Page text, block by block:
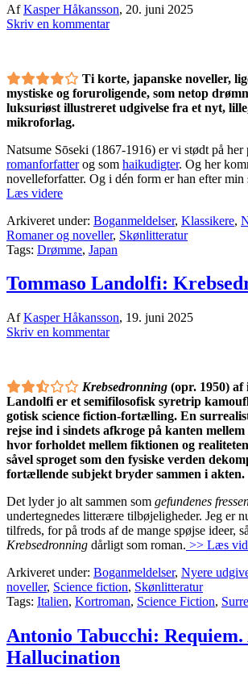
AfKasper Håkansson, 20. juni 2025
Skriv en kommentar
Ti korte, japanske noveller,
mystiske og foruroligende, som netop
luksuriøst illustreret udgivelse fra et nyt,
mikroforlag.
Natsume Sōseki (1867-1916) er vi stødt på her
romanforfatterog som haikudigter. Og her
novelleforfatter. Og i dén form er han efter min
Læs videre
Arkiveret under: Boganmeldelser, Klassikere,
Romaner og noveller, Skønlitteratur
Tags: Drømme, Japan
Tommaso Landolfi:
AfKasper Håkansson, 19. juni 2025
Skriv en kommentar
Krebsedronning (opr. 1950) af
Landolfi er et semifilosofisk syretrip
gotisk science fiction-fortælling. En
rejse ind i sindets afkroge på kanten
hvor forholdet mellem fiktionen og
såvel sproget som den fysiske verden
fortællende subjekt bryder sammen i akten.
Det lyder jo alt sammen som gefundenes
undertegnedes litterære tilbøjeligheder. Jeg er
tilfreds, for på trods af de mange spøjse ideer,
Krebsedronning dårligt som roman. >> Læs
Arkiveret under: Boganmeldelser, Nyere
noveller, Science fiction, Skønlitteratur
Tags: Italien, Kortroman, Science Fiction,
Antonio Tabucchi: Requiem.
Hallucination